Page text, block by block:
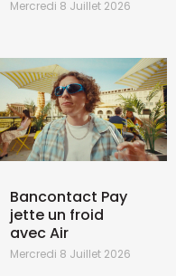
Mercredi 8 Juillet 2026
Bancontact Pay
jette un froid
avec Air
Mercredi 8 Juillet 2026